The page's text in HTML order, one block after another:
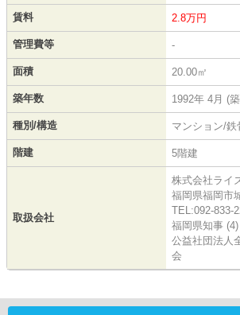
賃料 2.8万円
管理費等 -
面積 20.00㎡
築年数 1992年 4月 (
種別/構造 マンション/鉄
階建 5階建
取扱会社
株式会社ライ
福岡県福岡市
TEL:092-833-
福岡県知事
公益社団法人
会